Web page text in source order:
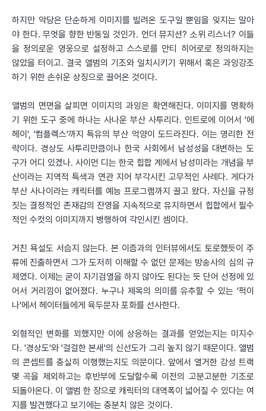
하지만 악당은 단순하게 이미지를 빌려온 도구일 뿐임을 잊지는 말아
야 한다. 무엇을 향한 반동일 것인가. 언더 뮤지션? 소위 리스너? 이들
을 정의로운 영웅으로 설정하고 스스로를 안티 히어로로 정의하지는
않았을 터이고. 결국 앨범의 기조와 일치시키기 위해서 혹은 과잉강조
하기 위한 손쉬운 상징으로 끌어온 것이다.
앨범의 면면을 살피면 이미지의 과잉은 확연해진다. 이미지를 명확하
기 위한 도구 중에 하나는 사나운 부산 사투리다. 인트로에 이어서 '에
헤이', '컴플렉스'까지 특유의 부산 억양이 도드라진다. 이는 영리한 전
략이다. 경상도 사투리만큼이나 한국 사회에서 남성성을 대변하는 도
구가 어디 있겠나. 사이먼 디는 한국 힙합 계에서 남성미라는 개념을 부
산이라는 지역적 특색과 연관 지어 부각시킨 고무적인 사례다. 게다가
부산 사나이라는 캐릭터를 예능 프로그램까지 끌고 왔다. 자신을 규정
짓는 결정적인 존재감의 잔영을 지속적으로 유지하면서 힙합에서 필수
적인 수컷의 이미지까지 병행하여 각인시킨 셈이다.
거친 욕설도 서슴지 않는다. 본 이즘과의 인터뷰에서도 토로했듯이 주
류에 진출하면서 그가 도저히 이해할 수 없던 문제는 방송사의 심의 규
제였다. 이제는 굳이 자기검열을 하지 않아도 된다는 듯 단어 선정에 있
어서 거리낌이 없어졌다. 누구나 제목의 의미를 유추할 수 있는 '퍽이
나'에서 헤이터들에게 육두문자 포화를 선사한다.
외형적인 변화를 꾀했지만 이에 상응하는 결과를 얻었는지는 미지수
다. '경상도'와 '걸걸한 본새'의 신선도가 그리 높지 않기 때문이다. 앨범
의 콘셉트를 충실히 이행했는지도 의문이다. 앞에서 열거한 강성 트랙
몇 곡을 제외하고는 후반부에 도달할수록 이전의 고분고분한 기조로
되돌아온다. 이 앨범 한 장으로 캐릭터의 대역폭이 넓어질 수 있다는 여
지를 발견했다고 보기에는 충분치 않은 것이다.